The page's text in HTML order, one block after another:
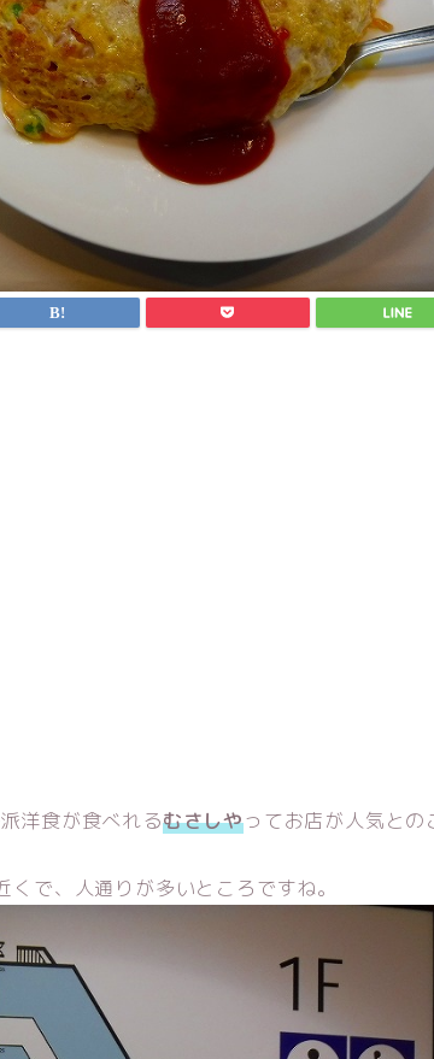
洋食が食べれるむさしやってお店が人気との
で、人通りが多いところですね。